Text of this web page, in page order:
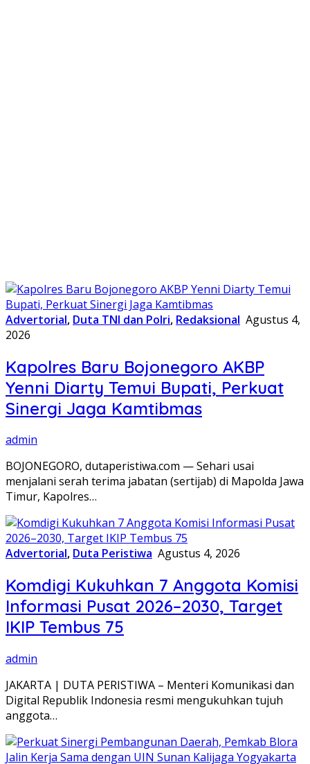
Advertorial, Duta TNI dan Polri, Redaksional Agustus 4,
2026
Kapolres Baru Bojonegoro AKBP
Yenni Diarty Temui Bupati, Perkuat
Sinergi Jaga Kamtibmas
admin
BOJONEGORO, dutaperistiwa.com — Sehari usai
menjalani serah terima jabatan (sertijab) di Mapolda Jawa
Timur, Kapolres…
Advertorial, Duta Peristiwa Agustus 4, 2026
Komdigi Kukuhkan 7 Anggota Komisi
Informasi Pusat 2026–2030, Target
IKIP Tembus 75
admin
JAKARTA | DUTA PERISTIWA – Menteri Komunikasi dan
Digital Republik Indonesia resmi mengukuhkan tujuh
anggota…